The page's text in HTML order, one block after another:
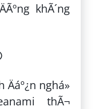
khÃ´ng
nghá»
thÃ¬